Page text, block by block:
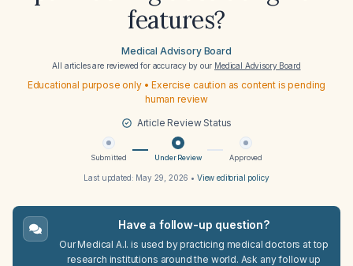
features?
Medical Advisory Board
All articles are reviewed for accuracy by our Medical Advisory Board
Educational purpose only • Exercise caution as content is pending
human review
Article Review Status
Submitted Under Review Approved
Last updated: May 29, 2026 • View editorial policy
Have a follow-up question?
Our Medical A.I. is used by practicing medical doctors at top
research institutions around the world. Ask any follow up